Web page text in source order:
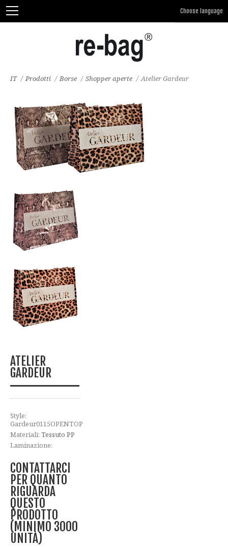
IT / Prodotti / Borse / Shopper aperte / Atelier Gardeur
ATELIER
GARDEUR
Style:
Gardeur0115OPENTOP
Materiali: Tessuto PP
Laminazione:
CONTATTARCI
PER QUANTO
RIGUARDA
QUESTO
PRODOTTO
(MINIMO 3000
UNITÀ)